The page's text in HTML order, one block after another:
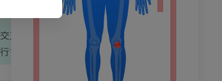
交叉しない。同側のVPM核へ向かって上
行する